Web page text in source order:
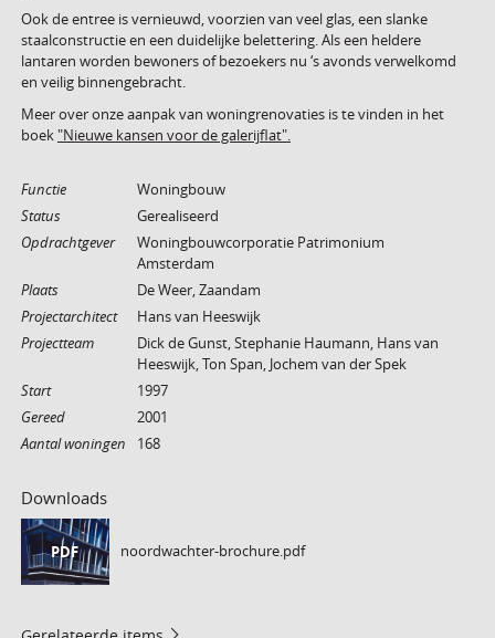
Ook de entree is vernieuwd, voorzien van veel glas, een slanke
staalconstructie en een duidelijke belettering. Als een heldere
lantaren worden bewoners of bezoekers nu ‘s avonds verwelkomd
en veilig binnengebracht.
Meer over onze aanpak van woningrenovaties is te vinden in het
boek "Nieuwe kansen voor de galerijflat".
Functie
Woningbouw
Status
Gerealiseerd
Opdrachtgever
Woningbouwcorporatie Patrimonium
Amsterdam
Plaats
De Weer, Zaandam
Projectarchitect
Hans van Heeswijk
Projectteam
Dick de Gunst, Stephanie Haumann, Hans van
Heeswijk, Ton Span, Jochem van der Spek
Start
1997
Gereed
2001
Aantal woningen
168
Downloads
PDF noordwachter-brochure.pdf